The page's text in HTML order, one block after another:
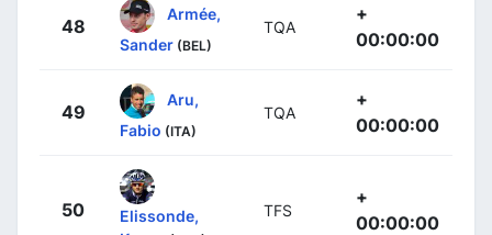
48
Armée,
Sander (BEL)
TQA
+
00:00:00
49
Aru,
Fabio (ITA)
TQA
+
00:00:00
50
Elissonde,
TFS
+
00:00:00